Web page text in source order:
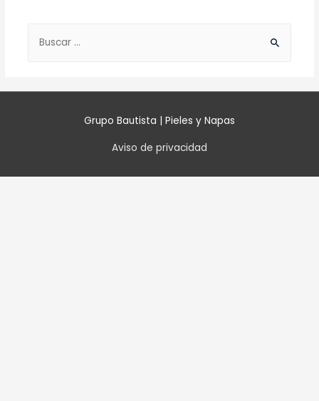
Grupo Bautista | Pieles y Napas
Aviso de privacidad